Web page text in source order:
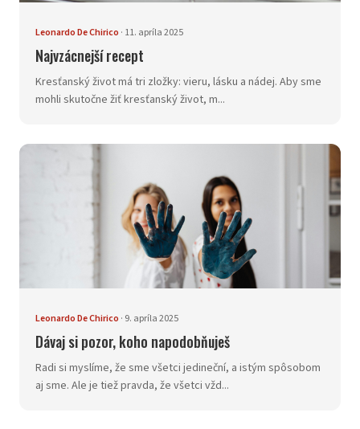
Leonardo De Chirico · 11. apríla 2025
Najvzácnejší recept
Kresťanský život má tri zložky: vieru, lásku a nádej. Aby sme
mohli skutočne žiť kresťanský život, m...
Leonardo De Chirico · 9. apríla 2025
Dávaj si pozor, koho napodobňuješ
Radi si myslíme, že sme všetci jedineční, a istým spôsobom
aj sme. Ale je tiež pravda, že všetci vžd...